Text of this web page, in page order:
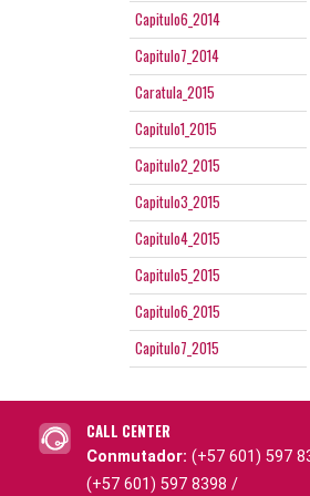
Capitulo6_2014
Capitulo7_2014
Caratula_2015
Capitulo1_2015
Capitulo2_2015
Capitulo3_2015
Capitulo4_2015
Capitulo5_2015
Capitulo6_2015
Capitulo7_2015
CALL CENTER
Conmutador: (+57 601) 597
(+57 601) 597 8398 /